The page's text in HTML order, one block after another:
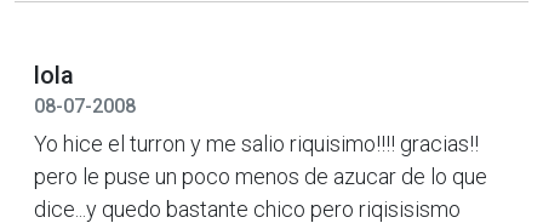
lola
08-07-2008
Yo hice el turron y me salio riquisimo!!!! gracias!!
pero le puse un poco menos de azucar de lo que
dice...y quedo bastante chico pero riqisisismo